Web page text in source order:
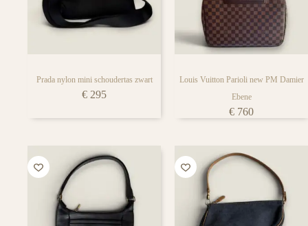
Prada nylon mini schoudertas zwart
€ 295
Louis Vuitton Parioli new PM Damier
Ebene
€ 760